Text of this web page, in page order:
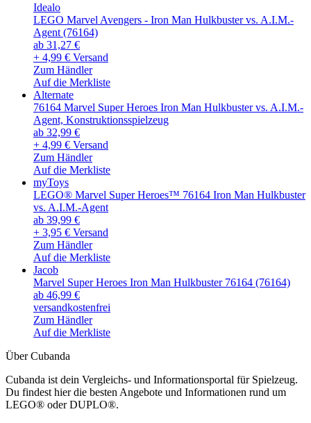
Idealo
LEGO Marvel Avengers - Iron Man Hulkbuster vs. A.I.M.-
Agent (76164)
ab 31,27 €
+ 4,99 € Versand
Zum Händler
Auf die Merkliste
Alternate
76164 Marvel Super Heroes Iron Man Hulkbuster vs. A.I.M.-
Agent, Konstruktionsspielzeug
ab 32,99 €
+ 4,99 € Versand
Zum Händler
Auf die Merkliste
myToys
LEGO® Marvel Super Heroes™ 76164 Iron Man Hulkbuster
vs. A.I.M.-Agent
ab 39,99 €
+ 3,95 € Versand
Zum Händler
Auf die Merkliste
Jacob
Marvel Super Heroes Iron Man Hulkbuster 76164 (76164)
ab 46,99 €
versandkostenfrei
Zum Händler
Auf die Merkliste
Über Cubanda
Cubanda ist dein Vergleichs- und Informationsportal für Spielzeug.
Du findest hier die besten Angebote und Informationen rund um
LEGO® oder DUPLO®.